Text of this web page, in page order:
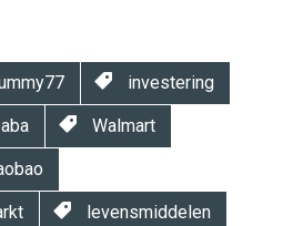
investering
Walmart
levensmiddelen